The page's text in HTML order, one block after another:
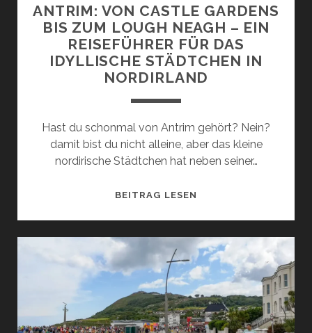
ANTRIM: VON CASTLE GARDENS
BIS ZUM LOUGH NEAGH – EIN
REISEFÜHRER FÜR DAS
IDYLLISCHE STÄDTCHEN IN
NORDIRLAND
Hast du schonmal von Antrim gehört? Nein?
damit bist du nicht alleine, aber das kleine
nordirische Städtchen hat neben seiner…
BEITRAG LESEN
GARDENS
BIS
ZUM
LOUGH
NEAGH
–